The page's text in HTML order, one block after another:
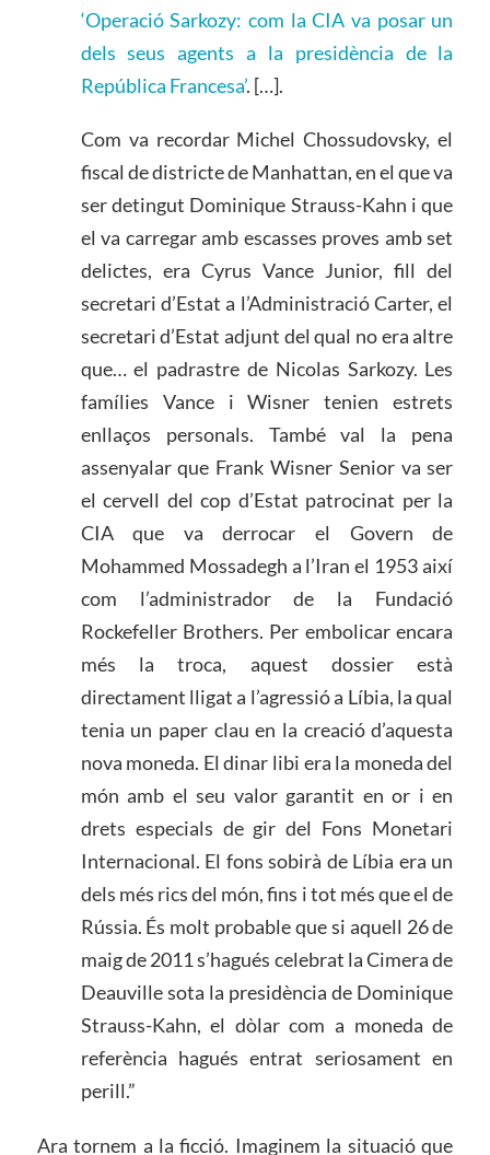
‘Operació Sarkozy: com la CIA va posar un
dels seus agents a la presidència de la
República Francesa’. […].
Com va recordar Michel Chossudovsky, el
fiscal de districte de Manhattan, en el que va
ser detingut Dominique Strauss-Kahn i que
el va carregar amb escasses proves amb set
delictes, era Cyrus Vance Junior, fill del
secretari d’Estat a l’Administració Carter, el
secretari d’Estat adjunt del qual no era altre
que… el padrastre de Nicolas Sarkozy. Les
famílies Vance i Wisner tenien estrets
enllaços personals. També val la pena
assenyalar que Frank Wisner Senior va ser
el cervell del cop d’Estat patrocinat per la
CIA que va derrocar el Govern de
Mohammed Mossadegh a l’Iran el 1953 així
com l’administrador de la Fundació
Rockefeller Brothers. Per embolicar encara
més la troca, aquest dossier està
directament lligat a l’agressió a Líbia, la qual
tenia un paper clau en la creació d’aquesta
nova moneda. El dinar libi era la moneda del
món amb el seu valor garantit en or i en
drets especials de gir del Fons Monetari
Internacional. El fons sobirà de Líbia era un
dels més rics del món, fins i tot més que el de
Rússia. És molt probable que si aquell 26 de
maig de 2011 s’hagués celebrat la Cimera de
Deauville sota la presidència de Dominique
Strauss-Kahn, el dòlar com a moneda de
referència hagués entrat seriosament en
perill.”
Ara tornem a la ficció. Imaginem la situació que